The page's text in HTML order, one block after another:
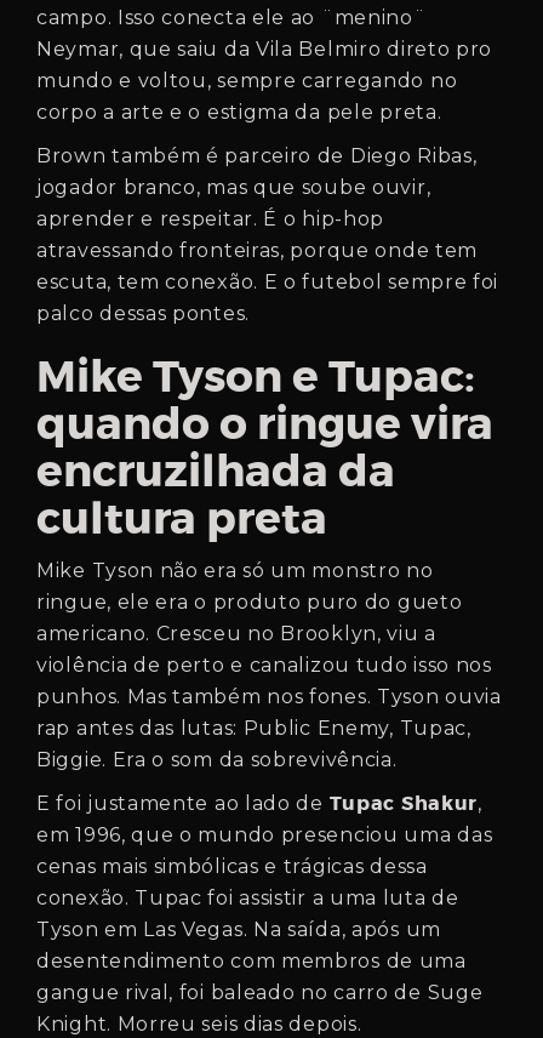
campo. Isso conecta ele ao ¨menino¨
Neymar, que saiu da Vila Belmiro direto pro
mundo e voltou, sempre carregando no
corpo a arte e o estigma da pele preta.
Brown também é parceiro de Diego Ribas,
jogador branco, mas que soube ouvir,
aprender e respeitar. É o hip-hop
atravessando fronteiras, porque onde tem
escuta, tem conexão. E o futebol sempre foi
palco dessas pontes.
Mike Tyson e Tupac:
quando o ringue vira
encruzilhada da
cultura preta
Mike Tyson não era só um monstro no
ringue, ele era o produto puro do gueto
americano. Cresceu no Brooklyn, viu a
violência de perto e canalizou tudo isso nos
punhos. Mas também nos fones. Tyson ouvia
rap antes das lutas: Public Enemy, Tupac,
Biggie. Era o som da sobrevivência.
E foi justamente ao lado de Tupac Shakur,
em 1996, que o mundo presenciou uma das
cenas mais simbólicas e trágicas dessa
conexão. Tupac foi assistir a uma luta de
Tyson em Las Vegas. Na saída, após um
desentendimento com membros de uma
gangue rival, foi baleado no carro de Suge
Knight. Morreu seis dias depois.